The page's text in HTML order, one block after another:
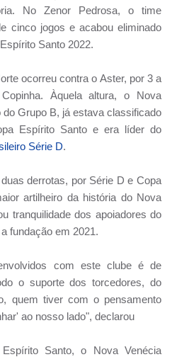
No Zenor Pedrosa, o time
cinco jogos e acabou eliminado
Santo 2022.
ocorreu contra o Aster, por 3 a
Àquela altura, o Nova
Grupo B, já estava classificado
Espírito Santo e era líder do
Série D.
derrotas, por Série D e Copa
artilheiro da história do Nova
tranquilidade dos apoiadores do
fundação em 2021.
com este clube é de
o suporte dos torcedores, do
quem tiver com o pensamento
ao nosso lado", declarou
Santo, o Nova Venécia